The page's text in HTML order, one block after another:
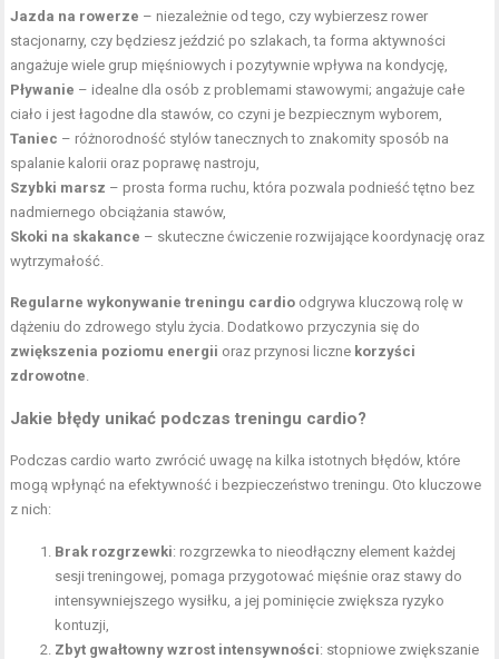
Jazda na rowerze – niezależnie od tego, czy wybierzesz rower
stacjonarny, czy będziesz jeździć po szlakach, ta forma aktywności
angażuje wiele grup mięśniowych i pozytywnie wpływa na kondycję,
Pływanie – idealne dla osób z problemami stawowymi; angażuje całe
ciało i jest łagodne dla stawów, co czyni je bezpiecznym wyborem,
Taniec – różnorodność stylów tanecznych to znakomity sposób na
spalanie kalorii oraz poprawę nastroju,
Szybki marsz – prosta forma ruchu, która pozwala podnieść tętno bez
nadmiernego obciążania stawów,
Skoki na skakance – skuteczne ćwiczenie rozwijające koordynację oraz
wytrzymałość.
Regularne wykonywanie treningu cardio odgrywa kluczową rolę w
dążeniu do zdrowego stylu życia. Dodatkowo przyczynia się do
zwiększenia poziomu energii oraz przynosi liczne korzyści
zdrowotne
Jakie błędy unikać podczas treningu cardio?
Podczas cardio warto zwrócić uwagę na kilka istotnych błędów, które
mogą wpłynąć na efektywność i bezpieczeństwo treningu. Oto kluczowe
z nich:
Brak rozgrzewki: rozgrzewka to nieodłączny element każdej
sesji treningowej, pomaga przygotować mięśnie oraz stawy do
intensywniejszego wysiłku, a jej pominięcie zwiększa ryzyko
kontuzji,
Zbyt gwałtowny wzrost intensywności: stopniowe zwiększanie